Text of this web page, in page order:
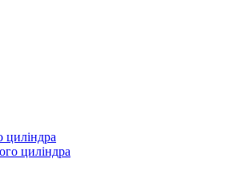
циліндра
циліндра